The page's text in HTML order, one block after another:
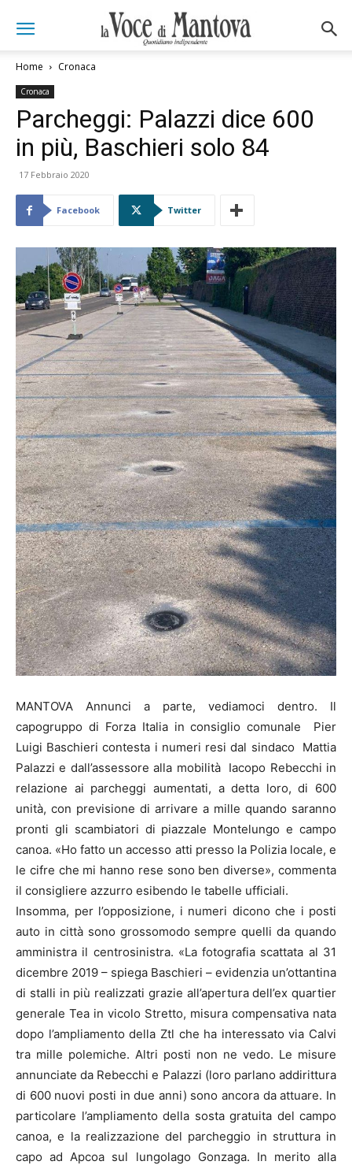
Home Cronaca
Cronaca
Parcheggi: Palazzi dice 600
in più, Baschieri solo 84
17 Febbraio 2020
Facebook Twitter
MANTOVA Annunci a parte, vediamoci dentro. Il
capogruppo di Forza Italia in consiglio comunale Pier
Luigi Baschieri contesta i numeri resi dal sindaco Mattia
Palazzi e dall’assessore alla mobilità Iacopo Rebecchi in
relazione ai parcheggi aumentati, a detta loro, di 600
unità, con previsione di arrivare a mille quando saranno
pronti gli scambiatori di piazzale Montelungo e campo
canoa. «Ho fatto un accesso atti presso la Polizia locale, e
le cifre che mi hanno rese sono ben diverse», commenta
il consigliere azzurro esibendo le tabelle ufficiali.
Insomma, per l’opposizione, i numeri dicono che i posti
auto in città sono grossomodo sempre quelli da quando
amministra il centrosinistra. «La fotografia scattata al 31
dicembre 2019 – spiega Baschieri – evidenzia un’ottantina
di stalli in più realizzati grazie all’apertura dell’ex quartier
generale Tea in vicolo Stretto, misura compensativa nata
dopo l’ampliamento della Ztl che ha interessato via Calvi
tra mille polemiche. Altri posti non ne vedo. Le misure
annunciate da Rebecchi e Palazzi (loro parlano addirittura
di 600 nuovi posti in due anni) sono ancora da attuare. In
particolare l’ampliamento della sosta gratuita del campo
canoa, e la realizzazione del parcheggio in struttura in
capo ad Apcoa sul lungolago Gonzaga. In merito alla